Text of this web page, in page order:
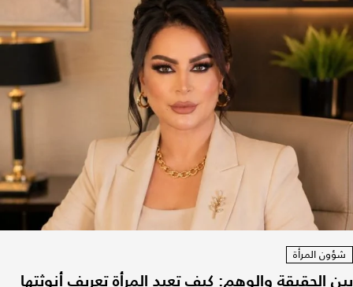
شؤون المرأة
بين الحقيقة والوهم: كيف تعيد المرأة تعريف أنوثتها